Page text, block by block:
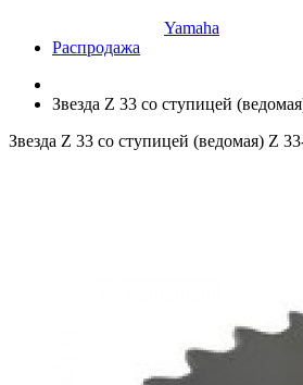
Yamaha
Распродажа
Звезда Z 33 со ступицей
Звезда Z 33 со ступицей (ведомая) Z